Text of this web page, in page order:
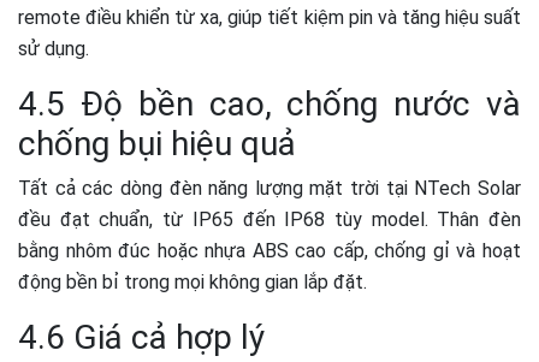
remote điều khiển từ xa, giúp tiết kiệm pin và tăng hiệu suất
sử dụng.
4.5 Độ bền cao, chống nước và
chống bụi hiệu quả
Tất cả các dòng đèn năng lượng mặt trời tại NTech Solar
đều đạt chuẩn, từ IP65 đến IP68 tùy model. Thân đèn
bằng nhôm đúc hoặc nhựa ABS cao cấp, chống gỉ và hoạt
động bền bỉ trong mọi không gian lắp đặt.
4.6 Giá cả hợp lý